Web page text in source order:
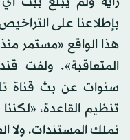
بإطلاعنا على
المتعاقبة». ولفت
سنوات عن بث قناة
تنظيم القاعدة،
نملك المستندات، ولا